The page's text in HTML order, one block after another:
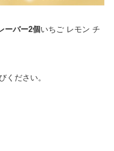
ーバー2個いちご レモン チ
ください。